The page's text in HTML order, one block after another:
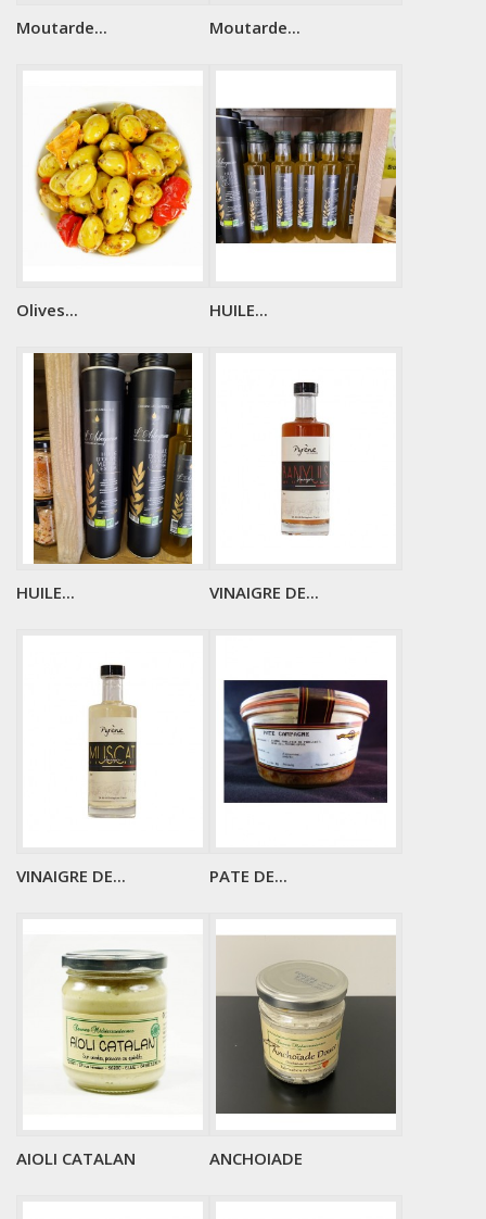
Moutarde... Moutarde...
Olives... HUILE...
HUILE... VINAIGRE DE...
VINAIGRE DE... PATE DE...
AIOLI CATALAN ANCHOIADE